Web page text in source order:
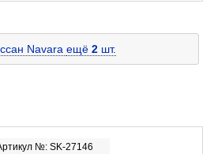
Navara ещё 2шт.
№: SK-27146